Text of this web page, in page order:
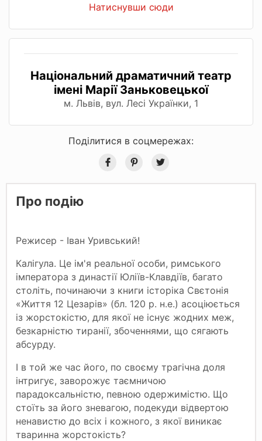
Натиснувши сюди
Національний драматичний театр
імені Марії Заньковецької
м. Львів, вул. Лесі Українки, 1
Поділитися в соцмережах:
Про подію
Режисер - Іван Уривський!
Калігула. Це ім'я реальної особи, римського
імператора з династії Юліїв-Клавдіїв, багато
століть, починаючи з книги історіка Свєтонія
«Життя 12 Цезарів» (бл. 120 р. н.е.) асоціюється
із жорстокістю, для якої не існує жодних меж,
безкарністю тиранії, збоченнями, що сягають
абсурду.
І в той же час його, по своєму трагічна доля
інтригує, заворожує таємничою
парадоксальністю, певною одержимістю. Що
стоїть за його зневагою, подекуди відвертою
ненавистю до всіх і кожного, з якої виникає
тваринна жорстокість?